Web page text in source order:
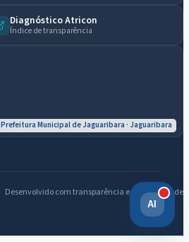
Diagnóstico Atricon
Índice de transparência
Prefeitura Municipal de Jaguaribara · Jaguaribara
Desenvolvido com transparência e acessibilidade
AI